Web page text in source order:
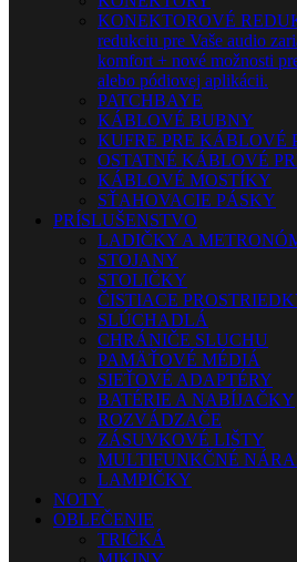
KONEKTOROVÉ
redukciu pre Vaše audio
komfort + nové možnosti
alebo pódiovej aplikácii.
PATCHBAYE
KÁBLOVÉ BUBNY
KUFRE PRE KÁBLOVÉ
OSTATNÉ KÁBLOVÉ
KÁBLOVÉ MOSTÍKY
SŤAHOVACIE PÁSKY
PRÍSLUŠENSTVO
LADIČKY A
STOJANY
STOLIČKY
ČISTIACE
SLÚCHADLÁ
CHRÁNIČE SLUCHU
PAMÄŤOVÉ MÉDIÁ
SIEŤOVÉ ADAPTÉRY
BATÉRIE A NABÍJAČKY
ROZVÁDZAČE
ZÁSUVKOVÉ LIŠTY
MULTIFUNKČNÉ
LAMPIČKY
NOTY
OBLEČENIE
TRIČKÁ